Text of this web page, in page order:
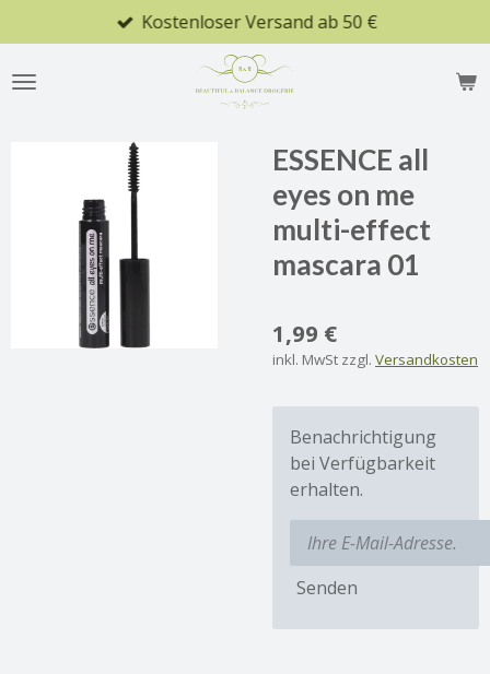
Hauptinhalt
springen
Kostenloser Versand ab 50 €
ESSENCE all
eyes on me
multi-effect
mascara 01
1,99 €
inkl. MwSt zzgl. Versandkosten
Benachrichtigung
bei Verfügbarkeit
erhalten.
Senden